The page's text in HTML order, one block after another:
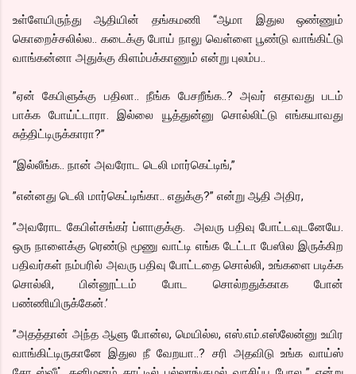
உள்ளேயிருந்து ஆதியின் தங்கமணி “ஆமா இதுல ஒண்ணும்
கொறைச்சலில்ல.. கடைக்கு போய் நாலு வெள்ளை பூண்டு வாங்கிட்டு
வாங்கன்னா அதுக்கு கிளம்பக்காணும் என்று புலம்ப..
”ஏன் கேபிளுக்கு பதிலா.. நீங்க பேசறீங்க..? அவர் எதாவது படம்
பாக்க போய்ட்டாரா. இல்லை யூத்துன்னு சொல்லிட்டு எங்கயாவது
சுத்திட்டிருக்காரா?”
“இல்லீங்க.. நான் அவரோட டெலி மார்கெட்டிங்,”
”என்னது டெலி மார்கெட்டிங்கா.. எதுக்கு?” என்று ஆதி அதிர,
”அவரோட கேபிள்சங்கர் ப்ளாகுக்கு. அவரு பதிவு போட்டவுடனேயே.
ஒரு நாளைக்கு ரெண்டு மூணு வாட்டி எங்க டேட்டா பேஸில இருக்கிற
பதிவர்கள் நம்பரில் அவரு பதிவு போட்டதை சொல்லி, உங்களை படிக்க
சொல்லி, பின்னூட்டம் போட சொல்றதுக்காக போன்
பண்ணியிருக்கேன்.’
”அதத்தான் அந்த ஆளு போன்ல, மெயில்ல, எஸ்.எம்.எஸ்லேன்னு உயிர
வாங்கிட்டிருகானே இதுல நீ வேறயா..? சரி அதவிடு உங்க வாய்ஸ்